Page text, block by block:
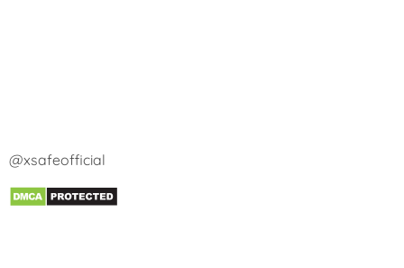
@xsafeofficial